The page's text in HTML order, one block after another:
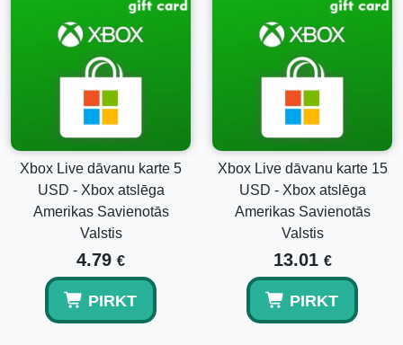
Xbox Live dāvanu karte 5
USD - Xbox atslēga
Amerikas Savienotās
Valstis
4.79 €
PIRKT
Xbox Live dāvanu karte 15
USD - Xbox atslēga
Amerikas Savienotās
Valstis
13.01 €
PIRKT